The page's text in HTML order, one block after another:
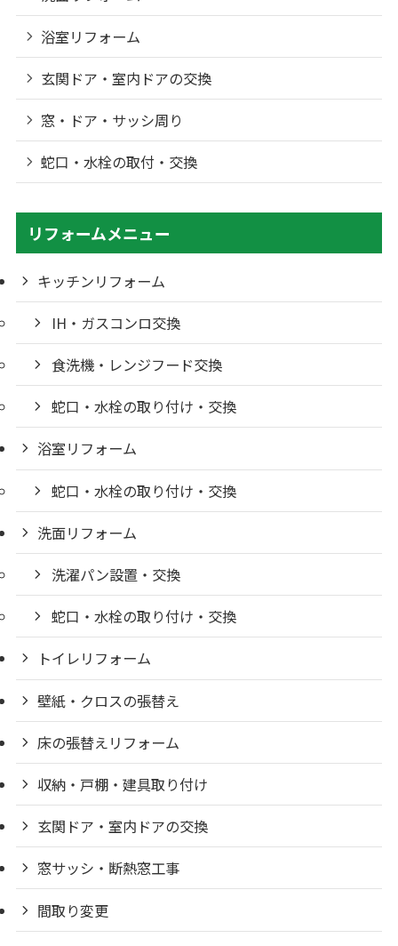
浴室リフォーム
玄関ドア・室内ドアの交換
窓・ドア・サッシ周り
蛇口・水栓の取付・交換
リフォームメニュー
キッチンリフォーム
IH・ガスコンロ交換
食洗機・レンジフード交換
蛇口・水栓の取り付け・交換
浴室リフォーム
蛇口・水栓の取り付け・交換
洗面リフォーム
洗濯パン設置・交換
蛇口・水栓の取り付け・交換
トイレリフォーム
壁紙・クロスの張替え
床の張替えリフォーム
収納・戸棚・建具取り付け
玄関ドア・室内ドアの交換
窓サッシ・断熱窓工事
間取り変更